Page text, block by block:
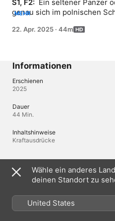
S1, F2: Ein seltener Panzer
genau sich im polnischen
seine Truppe gehen vom
mit einem Bagger und einer
Spezialkonstruktion bergen.
werden im Sumpfgebiet ihr
packen die Mechanik-
MEHR
22. Apr. 2025 · 44m
Informationen
Erschienen
2025
Dauer
44 Min.
Inhaltshinweise
Kraftausdrücke
SprachenWähle ein anderes
deinen Standort zu
United States